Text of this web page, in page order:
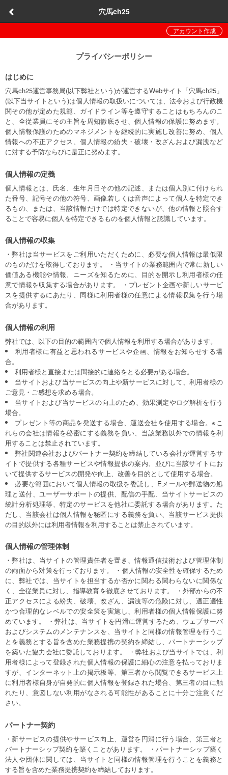
穴馬ch25
アカウント作成
プライバシーポリシー
はじめに
穴馬ch25運営事務局(以下弊社という)が運営するWebサイト「穴馬ch25」
(以下当サイトという)は個人情報の取扱いについては、法令および行政機
関その他が定めた規範、ガイドライン等を遵守することはもちろんのこ
と、全従業員にその主旨を周知徹底させ、個人情報の保護に努めます。
個人情報保護のためのマネジメントを継続的に実施し改善に努め、個人
情報への不正アクセス、個人情報の紛失・破壊・改ざんおよび漏洩など
に対する予防ならびに是正に努めます。
個人情報の定義
個人情報とは、氏名、生年月日その他の記述、または個人別に付けられ
た番号、記号その他の符号、画像若しくは音声によって個人を特定でき
るもの、または、当該情報だけでは特定できないが、他の情報と照合す
ることで容易に個人を特定できるものを個人情報と認識しています。
個人情報の収集
・弊社は当サービスをご利用いただくために、必要な個人情報は最低限
のものだけを取得しております。 ・当サイトの業務範囲内で常に新しい
価値ある機能や情報、ニーズを知るために、目的を開示し利用者様の任
意で情報を収集する場合があります。 ・プレゼント企画や新しいサービ
スを提供するにあたり、同様に利用者様の任意による情報収集を行う場
合があります。
個人情報の利用
弊社では、以下の目的の範囲内で個人情報を利用する場合があります。
利用者様に有益と思われるサービスや企画、情報をお知らせする場
合。
利用者様と直接または間接的に連絡をとる必要がある場合。
当サイトおよび当サービスの向上や新サービスに対して、利用者様の
ご意見・ご感想を求める場合。
当サイトおよび当サービスの向上のため、効果測定やログ解析を行う
場合。
プレゼント等の商品を発送する場合、運送会社を使用する場合。※こ
れらの会社は情報を秘密にする義務を負い、当該業務以外での情報を利
用することは禁止されています。
弊社関連会社およびパートナー契約を締結している会社が運営するサ
イトで提供する各種サービスや情報提供の案内、並びに当該サイトにお
いて提供するサービスの開発や向上、改善を目的として使用する場合。
必要な範囲において個人情報の取扱を委託し、Eメールや郵送物の処
理と送付、ユーザーサポートの提供、配信の手配、当サイトサービスの
統計分析処理等、特定のサービスを他社に委託する場合があります。た
だし、当該会社は個人情報を秘匿にする義務を負い、当該サービス提供
の目的以外には利用者情報を利用することは禁止されています。
個人情報の管理体制
・弊社は、当サイトの管理責任者を置き、情報通信技術および管理体制
の両面から対策を行っております。 ・個人情報の安全性を確保するため
に、弊社では、当サイトを担当するか否かに関わる関わらないに関係な
く、全従業員に対し、指導教育を徹底させております。 ・外部からの不
正アクセスによる紛失、破壊、改ざん、漏洩等の危険に対し、適正適性
かつ合理的なレベルでの安全策を実施し、利用者様の個人情報保護に努
めています。 ・弊社は、当サイトを円滑に運営するため、ウェブサーバ
およびシステムのメンテナンスを、当サイトと同様の情報管理を行うこ
とを義務とする旨を含めた業務提携の契約を締結し、パートナーシップ
を築いた協力会社に委託しております。 ・弊社および当サイトでは、利
用者様によって登録された個人情報の保護に細心の注意を払っておりま
すが、インターネット上の掲示板等、第三者から閲覧できるサービス上
に利用者様自身が自発的に個人情報を登録された場合、第三者の目に触
れたり、意図しない利用がなされる可能性があることに十分ご注意くだ
さい。
パートナー契約
・新サービスの提供やサービス向上、運営を円滑に行う場合、第三者と
パートナーシップ契約を築くことがあります。 ・パートナーシップ築く
法人や団体に関しては、当サイトと同様の情報管理を行うことを義務と
する旨を含めた業務提携契約を締結しております。